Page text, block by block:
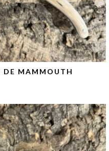
DE MAMMOUTH